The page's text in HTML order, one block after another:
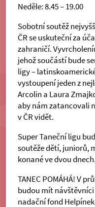
Neděle: 8.45 – 19.00
Sobotní soutěž
ČR se uskuteční za
zahraničí.
jehož součástí bude
ligy –
vystoupení jeden z
Arcolin a Laura
aby nám zatancovali
v ČR vidět.
Super Taneční ligu
soutěže dětí, juniorů,
konané ve dvou dnech.
TANEC POMÁHÁ! V
budou mít
nadační fond